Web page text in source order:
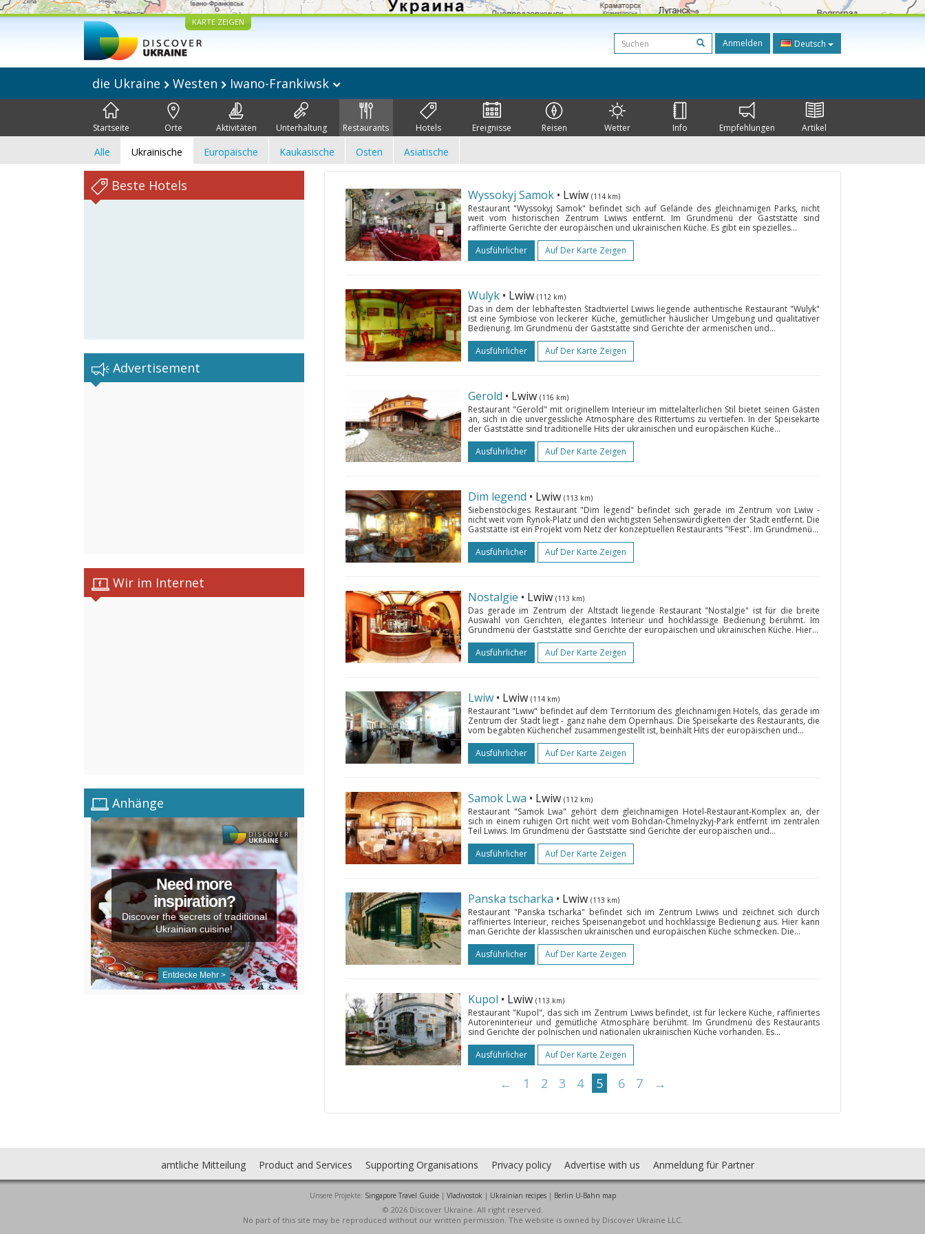
KARTE ZEIGEN
Anmelden Deutsch
die Ukraine Westen Iwano-Frankiwsk
Startseite Orte Aktivitäten Unterhaltung Restaurants Hotels Ereignisse Reisen Wetter Info Empfehlungen Artikel
Alle Ukrainische Europäische Kaukasische Osten Asiatische
Beste Hotels
Advertisement
Wir im Internet
Anhänge
Need more
inspiration?
Discover the secrets of traditional
Ukrainian cuisine!
Entdecke Mehr >
Wyssokyj Samok • Lwiw (114 km)
Restaurant "Wyssokyj Samok" befindet sich auf Gelände des gleichnamigen Parks, nicht
weit vom historischen Zentrum Lwiws entfernt. Im Grundmenü der Gaststätte sind
raffinierte Gerichte der europäischen und ukrainischen Küche. Es gibt ein spezielles...
Ausführlicher
Auf Der Karte Zeigen
Wulyk • Lwiw (112 km)
Das in dem der lebhaftesten Stadtviertel Lwiws liegende authentische Restaurant "Wulyk"
ist eine Symbiose von leckerer Küche, gemütlicher häuslicher Umgebung und qualitativer
Bedienung. Im Grundmenü der Gaststätte sind Gerichte der armenischen und...
Ausführlicher
Auf Der Karte Zeigen
Gerold • Lwiw (116 km)
Restaurant "Gerold" mit originellem Interieur im mittelalterlichen Stil bietet seinen Gästen
an, sich in die unvergessliche Atmosphäre des Rittertums zu vertiefen. In der Speisekarte
der Gaststätte sind traditionelle Hits der ukrainischen und europäischen Küche...
Ausführlicher
Auf Der Karte Zeigen
Dim legend • Lwiw (113 km)
Siebenstöckiges Restaurant "Dim legend" befindet sich gerade im Zentrum von Lwiw -
nicht weit vom Rynok-Platz und den wichtigsten Sehenswürdigkeiten der Stadt entfernt. Die
Gaststätte ist ein Projekt vom Netz der konzeptuellen Restaurants "!Fest". Im Grundmenü...
Ausführlicher
Auf Der Karte Zeigen
Nostalgie • Lwiw (113 km)
Das gerade im Zentrum der Altstadt liegende Restaurant "Nostalgie" ist für die breite
Auswahl von Gerichten, elegantes Interieur und hochklassige Bedienung berühmt. Im
Grundmenü der Gaststätte sind Gerichte der europäischen und ukrainischen Küche. Hier...
Ausführlicher
Auf Der Karte Zeigen
Lwiw • Lwiw (114 km)
Restaurant "Lwiw" befindet auf dem Territorium des gleichnamigen Hotels, das gerade im
Zentrum der Stadt liegt - ganz nahe dem Opernhaus. Die Speisekarte des Restaurants, die
vom begabten Küchenchef zusammengestellt ist, beinhält Hits der europäischen und...
Ausführlicher
Auf Der Karte Zeigen
Samok Lwa • Lwiw (112 km)
Restaurant "Samok Lwa" gehört dem gleichnamigen Hotel-Restaurant-Komplex an, der
sich in einem ruhigen Ort nicht weit vom Bohdan-Chmelnyzkyj-Park entfernt im zentralen
Teil Lwiws. Im Grundmenü der Gaststätte sind Gerichte der europäischen und...
Ausführlicher
Auf Der Karte Zeigen
Panska tscharka • Lwiw (113 km)
Restaurant "Panska tscharka" befindet sich im Zentrum Lwiws und zeichnet sich durch
raffiniertes Interieur, reiches Speisenangebot und hochklassige Bedienung aus. Hier kann
man Gerichte der klassischen ukrainischen und europäischen Küche schmecken. Die...
Ausführlicher
Auf Der Karte Zeigen
Kupol • Lwiw (113 km)
Restaurant "Kupol", das sich im Zentrum Lwiws befindet, ist für leckere Küche, raffiniertes
Autoreninterieur und gemütliche Atmosphäre berühmt. Im Grundmenü des Restaurants
sind Gerichte der polnischen und nationalen ukrainischen Küche vorhanden. Es...
Ausführlicher
Auf Der Karte Zeigen
← 1 2 3 4 5 6 7 →
amtliche Mitteilung Product and Services Supporting Organisations Privacy policy Advertise with us Anmeldung für Partner
Unsere Projekte: Singapore Travel Guide| Vladivostok | Ukrainian recipes| Berlin U-Bahn map
© 2026 Discover Ukraine. All right reserved.
No part of this site may be reproduced without our written permission. The website is owned by Discover Ukraine LLC.